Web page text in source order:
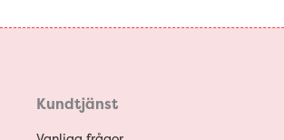
Kundtjänst